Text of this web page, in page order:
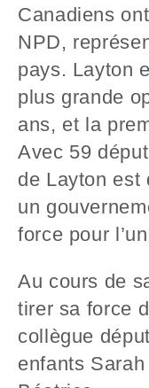
Canadiens
NPD,
pays. Layton
plus grande
ans, et la
Avec 59
de Layton est
un
force pour
Au cours de
tirer sa force
collègue
enfants